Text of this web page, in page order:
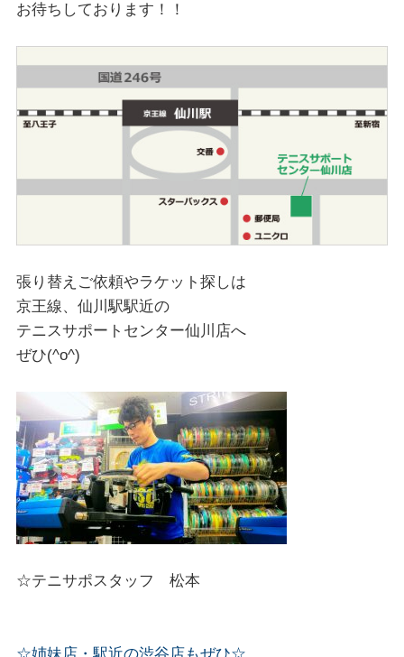
お待ちしております！！
張り替えご依頼やラケット探しは
京王線、仙川駅駅近の
テニスサポートセンター仙川店へ
ぜひ(^o^)
☆テニサポスタッフ 松本